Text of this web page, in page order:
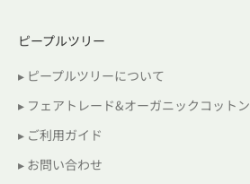
ピープルツリー
▸ ピープルツリーについて
▸ フェアトレード&オーガニックコットン
▸ ご利用ガイド
▸ お問い合わせ